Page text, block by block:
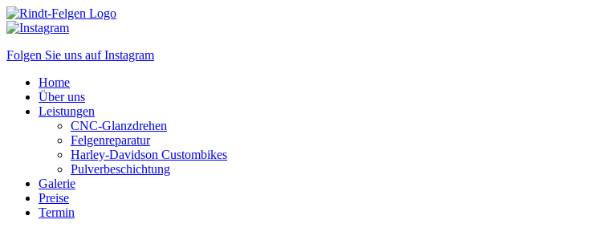
Zum
Inhalt
Folgen Sie uns auf Instagram
Home
Über uns
Leistungen
CNC-Glanzdrehen
Felgenreparatur
Harley-Davidson Custombikes
Pulverbeschichtung
Galerie
Preise
Termin